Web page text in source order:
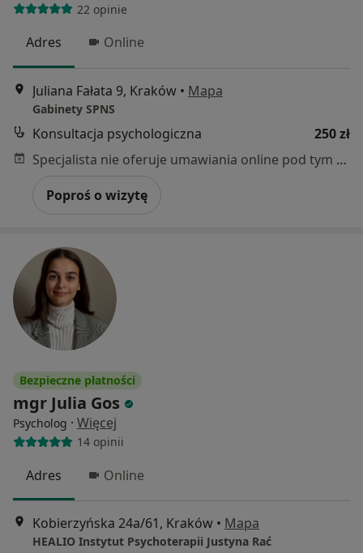
22 opinie
Adres Online
Juliana Fałata 9, Kraków • Mapa
Gabinety SPNS
Konsultacja psychologiczna
250 zł
Specjalista nie oferuje umawiania online pod tym adresem.
Poproś o wizytę
Bezpieczne płatności
mgr Julia Gos
Psycholog · Więcej
14 opinii
Adres Online
Kobierzyńska 24a/61, Kraków • Mapa
HEALIO Instytut Psychoterapii Justyna Rać